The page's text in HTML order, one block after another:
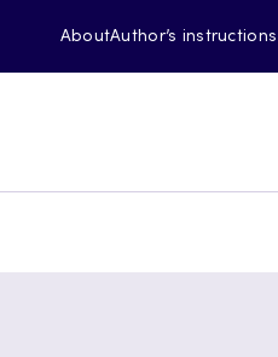
AboutAuthor’s instructions